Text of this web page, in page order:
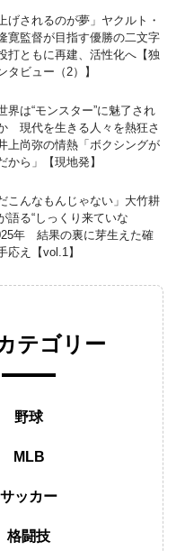
げされるのが夢」ヤクルト・
寛監督が目指す優勝の二文字
ともに再建、活性化へ【独
タビュー（2）】
界は“モンスター”に魅了され
現代を生きる人々を熱狂さ
上尚弥の情熱「ボクシングが
から」【現地発】
こんなもんじゃない」大竹耕
語る“しっくり来ていな
年 結果の裏に芽生えた確
応え【vol.1】
テゴリー
野球
MLB
サッカー
格闘技